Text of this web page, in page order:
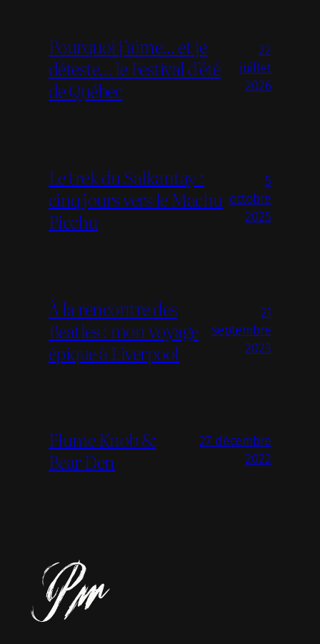
Pourquoi j’aime… et je
déteste… le Festival d’été
de Québec
22
juillet
2026
Le trek du Salkantay :
cinq jours vers le Machu
Picchu
5
octobre
2025
À la rencontre des
Beatles : mon voyage
épique à Liverpool
21
septembre
2023
Flume Knob &
Bear Den
27 décembre
2022